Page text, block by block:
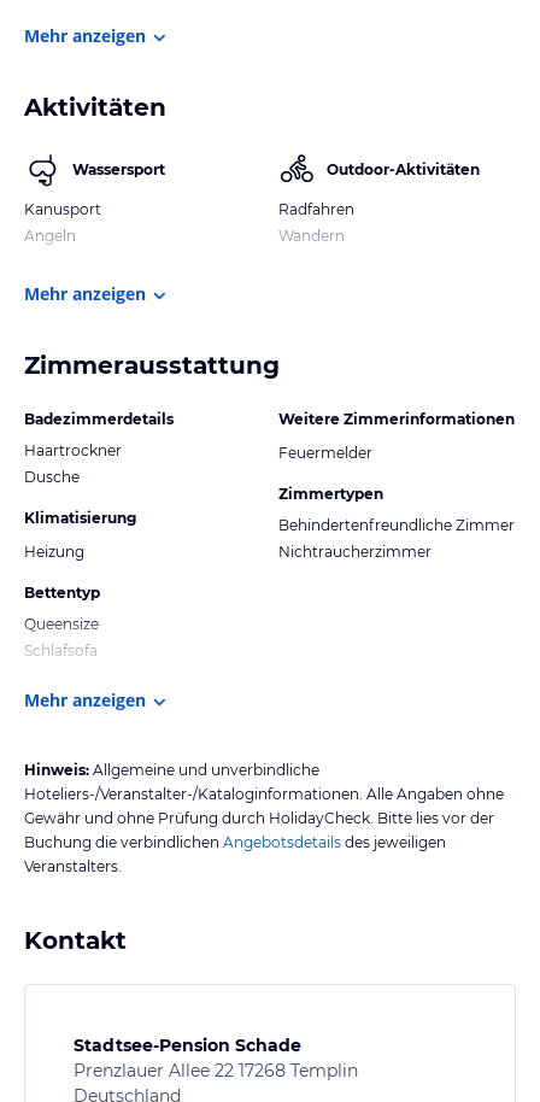
Mehr anzeigen
Aktivitäten
Wassersport
Kanusport
Angeln
Outdoor-Aktivitäten
Radfahren
Wandern
Mehr anzeigen
Zimmerausstattung
Badezimmerdetails
Haartrockner
Dusche
Klimatisierung
Heizung
Bettentyp
Queensize
Schlafsofa
Weitere Zimmerinformationen
Feuermelder
Zimmertypen
Behindertenfreundliche Zimmer
Nichtraucherzimmer
Mehr anzeigen
Hinweis: Allgemeine und unverbindliche
Hoteliers-/Veranstalter-/Kataloginformationen. Alle Angaben ohne
Gewähr und ohne Prüfung durch HolidayCheck. Bitte lies vor der
Buchung die verbindlichen Angebotsdetails des jeweiligen
Veranstalters.
Kontakt
Stadtsee-Pension Schade
Prenzlauer Allee 22 17268 Templin
Deutschland